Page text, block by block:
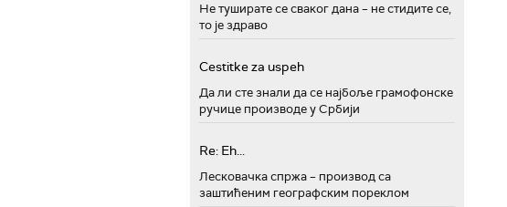
Не туширате се сваког дана – не стидите се,
то је здраво
Cestitke za uspeh
Да ли сте знали да се најбоље грамофонске
ручице производе у Србији
Re: Eh...
Лесковачка спржа – производ са
заштићеним географским пореклом